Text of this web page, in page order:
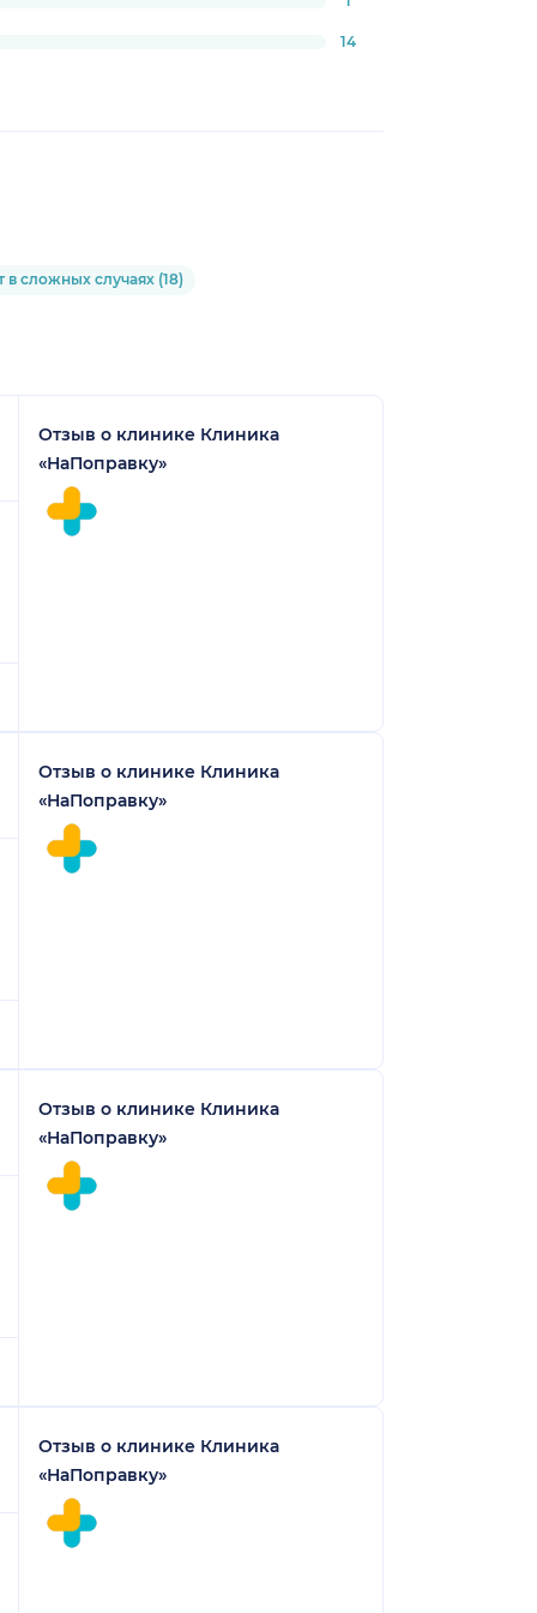
14
в сложных случаях (18)
Отзыв о клинике Клиника
«НаПоправку»
Отзыв о клинике Клиника
«НаПоправку»
Отзыв о клинике Клиника
«НаПоправку»
Отзыв о клинике Клиника
«НаПоправку»